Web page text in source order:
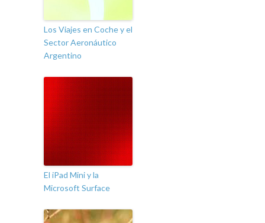
Los Viajes en Coche y el
Sector Aeronáutico
Argentino
El iPad Mini y la
Microsoft Surface